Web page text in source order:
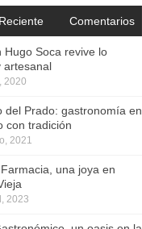
Reciente Comentarios
Hugo Soca revive lo
artesanal
2020
del Prado: gastronomía en
con tradición
2021
una joya en
2023